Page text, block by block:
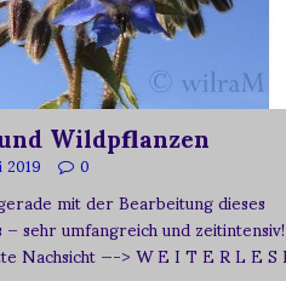
Wildpflanzen
0
mit der Bearbeitung dieses
sehr umfangreich und zeitintensiv!
Nachsicht—-> W E I T E R L E S